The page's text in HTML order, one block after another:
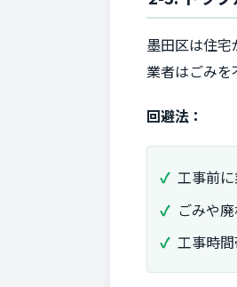
墨田区は住
業者はごみを
回避法：
工事前
ごみや
工事時